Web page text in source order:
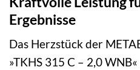
Ergebnisse
Das Herzstück der
»TKHS 315 C – 2,0